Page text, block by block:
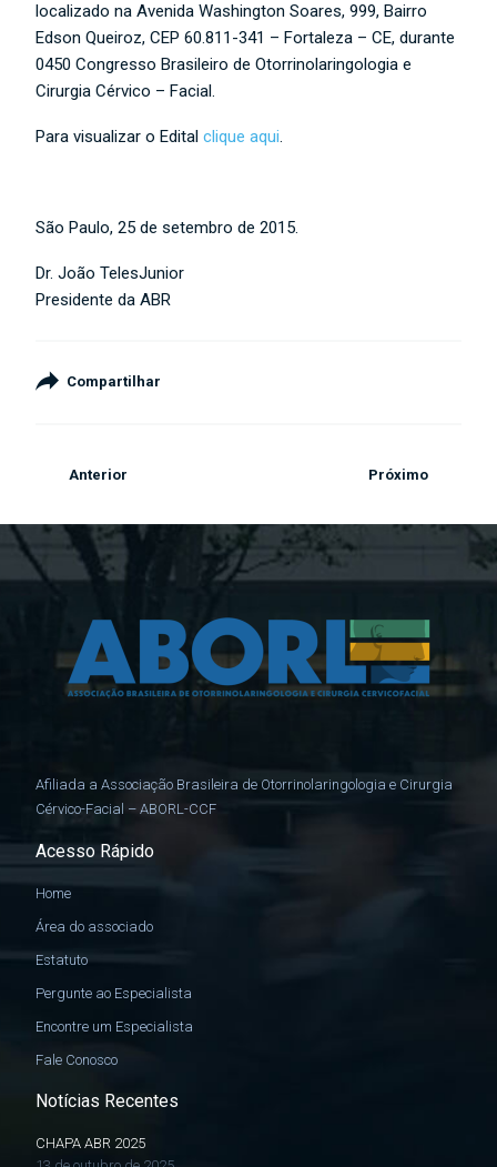
localizado na Avenida Washington Soares, 999, Bairro
Edson Queiroz, CEP 60.811-341 – Fortaleza – CE, durante
0450 Congresso Brasileiro de Otorrinolaringologia e
Cirurgia Cérvico – Facial.
Para visualizar o Editalclique aqui.
São Paulo, 25 de setembro de 2015.
Dr. João TelesJunior
Presidente da ABR
Compartilhar
Anterior Próximo
Afiliada a Associação Brasileira de Otorrinolaringologia e Cirurgia
Cérvico-Facial – ABORL-CCF
Acesso Rápido
Home
Área do associado
Estatuto
Pergunte ao Especialista
Encontre um Especialista
Fale Conosco
Notícias Recentes
CHAPA ABR 2025